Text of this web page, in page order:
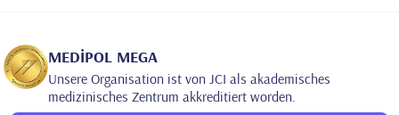
und -krankheiten
MEDİPOL MEGA
Unsere Organisation ist von JCI als akademisches
medizinisches Zentrum akkreditiert worden.